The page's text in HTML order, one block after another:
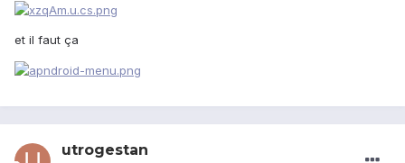
et il faut ça
utrogestan